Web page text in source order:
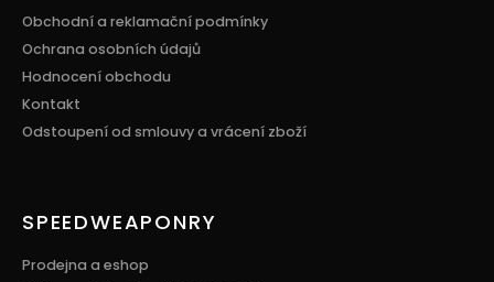
Obchodní a reklamační podmínky
Ochrana osobních údajů
Hodnocení obchodu
Kontakt
Odstoupení od smlouvy a vrácení zboží
SPEEDWEAPONRY
Prodejna a eshop